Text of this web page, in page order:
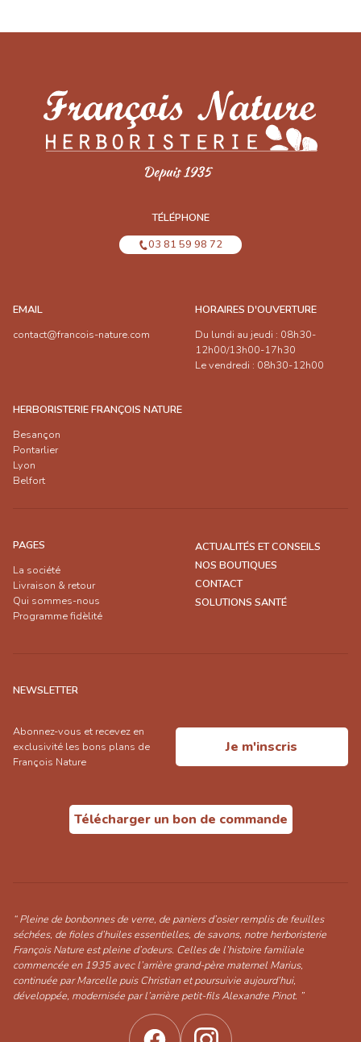
TÉLÉPHONE
03 81 59 98 72
EMAIL
contact@francois-nature.com
HORAIRES D'OUVERTURE
Du lundi au jeudi : 08h30-
12h00/13h00-17h30
Le vendredi : 08h30-12h00
HERBORISTERIE FRANÇOIS NATURE
Besançon
Pontarlier
Lyon
Belfort
PAGES
La société
Livraison & retour
Qui sommes-nous
Programme fidèlité
ACTUALITÉS ET CONSEILS
NOS BOUTIQUES
CONTACT
SOLUTIONS SANTÉ
NEWSLETTER
Abonnez-vous et recevez en
exclusivité les bons plans de
François Nature
Je m'inscris
Télécharger un bon de commande
“ Pleine de bonbonnes de verre, de paniers d’osier remplis de feuilles
séchées, de fioles d’huiles essentielles, de savons, notre herboristerie
François Nature est pleine d’odeurs. Celles de l’histoire familiale
commencée en 1935 avec l’arrière grand-père maternel Marius,
continuée par Marcelle puis Christian et poursuivie aujourd’hui,
développée, modernisée par l’arrière petit-fils Alexandre Pinot. ”